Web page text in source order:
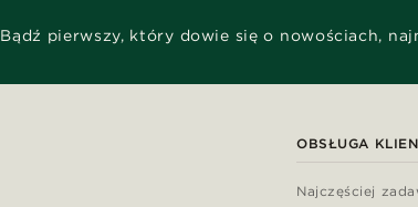
Bądź pierwszy, który dowie się o nowościach,
OBSŁUGA
Najczęściej